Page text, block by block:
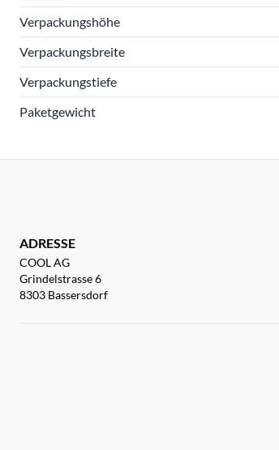
Verpackungshöhe
Verpackungsbreite
Verpackungstiefe
Paketgewicht
ADRESSE
COOL AG
Grindelstrasse 6
8303 Bassersdorf